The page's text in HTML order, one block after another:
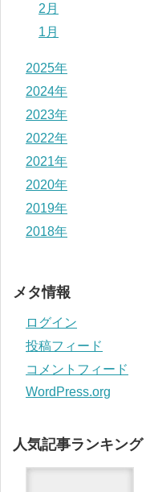
2月
1月
2025年
2024年
2023年
2022年
2021年
2020年
2019年
2018年
メタ情報
ログイン
投稿フィード
コメントフィード
WordPress.org
人気記事ランキング